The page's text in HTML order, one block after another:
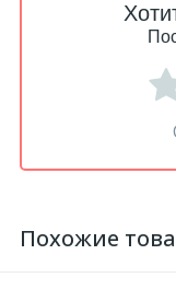
Похожие